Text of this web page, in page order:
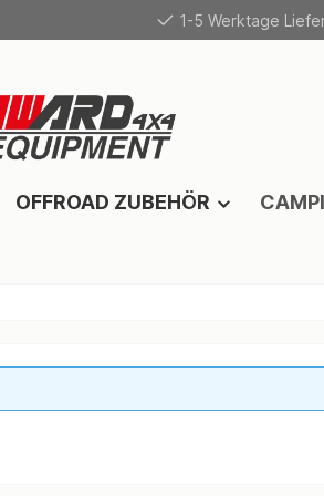
1-5 Werktage
OFFROAD ZUBEHÖR